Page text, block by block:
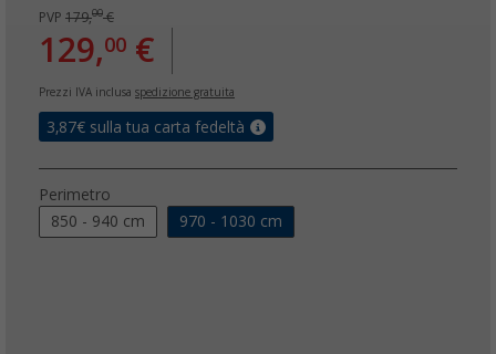
PVP 179,00€
129,00 €
Prezzi IVA inclusa spedizione gratuita
3,87€ sulla tua carta fedeltà
Perimetro
850 - 940 cm
970 - 1030 cm